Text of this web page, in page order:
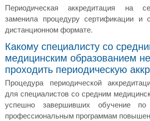
Периодическая аккредитация на
заменила процедуру сертификации и
дистанционном формате.
Какому специалисту со
медицинским образованием
проходить периодическую
Процедура периодической
для специалистов со средним
успешно завершивших обучение по
профессиональным программам